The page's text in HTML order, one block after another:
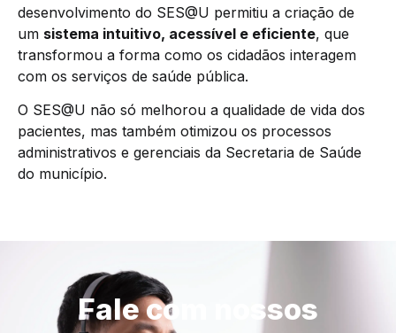
desenvolvimento do SES@U permitiu a criação de
um sistema intuitivo, acessível e eficiente, que
transformou a forma como os cidadãos interagem
com os serviços de saúde pública.
O SES@U não só melhorou a qualidade de vida dos
pacientes, mas também otimizou os processos
administrativos e gerenciais da Secretaria de Saúde
do município.
Fale com nossos